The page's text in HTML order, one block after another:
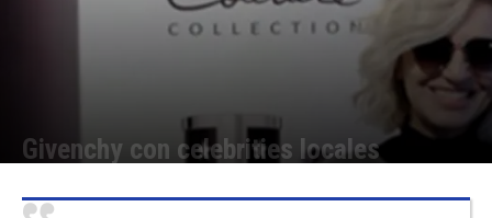
Givenchy con celebrities locales